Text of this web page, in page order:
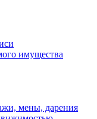
имущества
мены, дарения